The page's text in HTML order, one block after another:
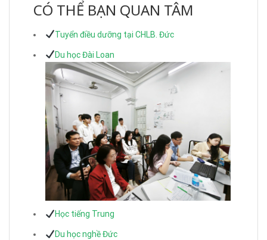
CÓ THỂ BẠN QUAN TÂM
Tuyển điều dưỡng tại CHLB. Đức
Du học Đài Loan
Học tiếng Trung
Du học nghề Đức